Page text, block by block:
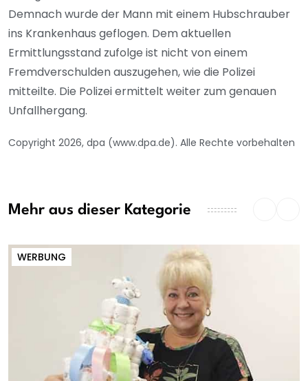
Demnach wurde der Mann mit einem Hubschrauber
ins Krankenhaus geflogen. Dem aktuellen
Ermittlungsstand zufolge ist nicht von einem
Fremdverschulden auszugehen, wie die Polizei
mitteilte. Die Polizei ermittelt weiter zum genauen
Unfallhergang.
Copyright 2026, dpa (www.dpa.de). Alle Rechte vorbehalten
Mehr aus dieser Kategorie
WERBUNG